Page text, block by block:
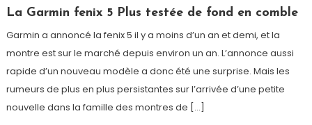
La Garmin fenix 5 Plus testée de fond en comble
Garmin a annoncé la fenix 5 il y a moins d’un an et demi, et la
montre est sur le marché depuis environ un an. L’annonce aussi
rapide d’un nouveau modèle a donc été une surprise. Mais les
rumeurs de plus en plus persistantes sur l’arrivée d’une petite
nouvelle dans la famille des montres de […]